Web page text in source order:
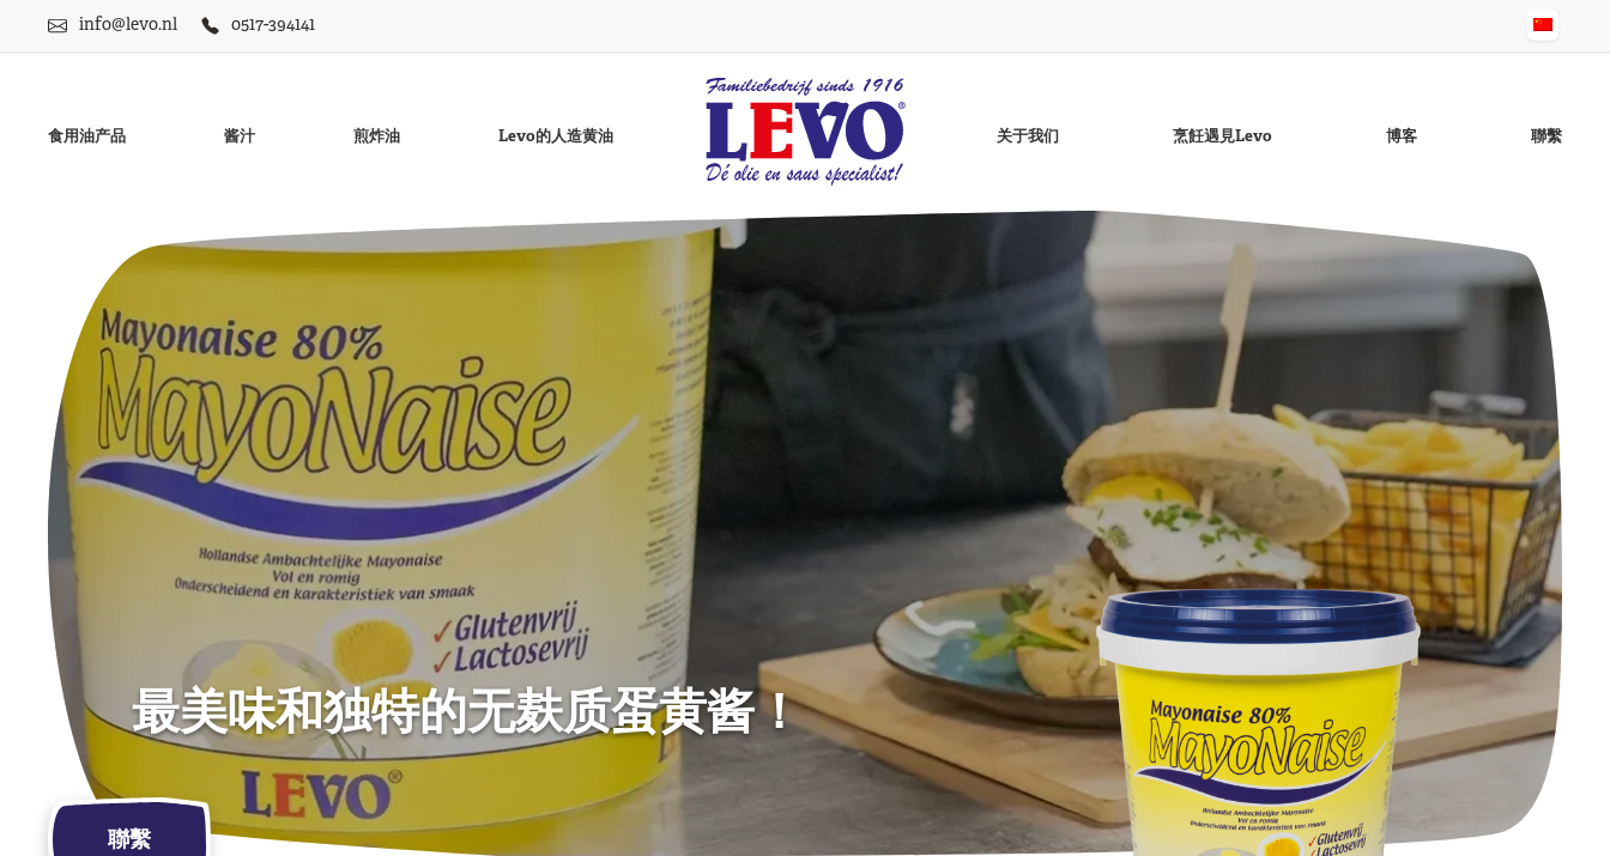
info@levo.nl 0517-394141
食用油产品
菜油 花生油 葵花籽油 Better煎油 芝麻油 Raapo菜籽油lie 概述頁面：油
酱汁
无麸质蛋黄酱
无麸质LevoNaise微
甜薯条酱
无麸质Frisia薯条酱 无麸质咖喱酱 无麸质芥末酱 无麸质蒜香酱 无麸质鸡尾酒酱 无麸质Ravigotte酱
煎炸油
Grenada Gold煎炸油 明月牌炸油
Levo的人造黄油 关于我们 烹飪遇見Levo 博客 聯繫
最美味和独特的无麸质蛋黄酱！
聯繫